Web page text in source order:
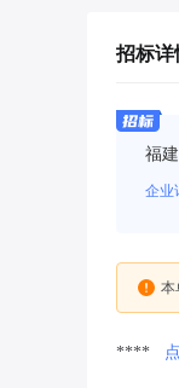
招标详
福
企业
本
****